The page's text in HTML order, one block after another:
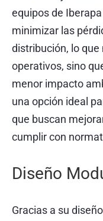
equipos de
minimizar las
distribución, lo
operativos, sino
menor impacto
una opción ideal
que buscan
cumplir con
Diseño
Gracias a su